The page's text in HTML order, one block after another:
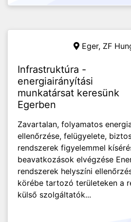
Eger, ZF
Infrastruktúra -
energiairányítási
munkatársat keresünk
Egerben
Zavartalan, folyamatos
ellenőrzése, felügyelete,
rendszerek figyelemmel
beavatkozások elvégzése
rendszerek helyszíni
körébe tartozó területeken a
külső szolgáltatók...